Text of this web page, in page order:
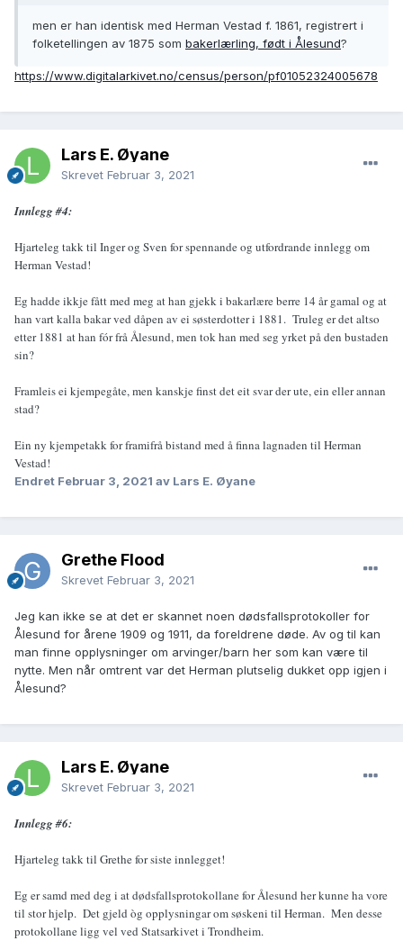
men er han identisk med Herman Vestad f. 1861, registrert i
folketellingen av 1875 som bakerlærling, født i Ålesund?
https://www.digitalarkivet.no/census/person/pf01052324005678
Lars E. Øyane
Skrevet Februar 3, 2021
Innlegg #4:
Hjarteleg takk til Inger og Sven for spennande og utfordrande innlegg om
Herman Vestad!
Eg hadde ikkje fått med meg at han gjekk i bakarlære berre 14 år gamal og at
han vart kalla bakar ved dåpen av ei søsterdotter i 1881. Truleg er det altso
etter 1881 at han fór frå Ålesund, men tok han med seg yrket på den bustaden
sin?
Framleis ei kjempegåte, men kanskje finst det eit svar der ute, ein eller annan
stad?
Ein ny kjempetakk for framifrå bistand med å finna lagnaden til Herman
Vestad!
Endret Februar 3, 2021 av Lars E. Øyane
Grethe Flood
Skrevet Februar 3, 2021
Jeg kan ikke se at det er skannet noen dødsfallsprotokoller for
Ålesund for årene 1909 og 1911, da foreldrene døde. Av og til kan
man finne opplysninger om arvinger/barn her som kan være til
nytte. Men når omtrent var det Herman plutselig dukket opp igjen i
Ålesund?
Lars E. Øyane
Skrevet Februar 3, 2021
Innlegg #6:
Hjarteleg takk til Grethe for siste innlegget!
Eg er samd med deg i at dødsfallsprotokollane for Ålesund her kunne ha vore
til stor hjelp. Det gjeld òg opplysningar om søskeni til Herman. Men desse
protokollane ligg vel ved Statsarkivet i Trondheim.